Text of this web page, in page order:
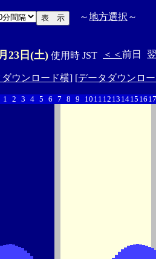
～地方選択 ～
23日(土) 使用時 JST ＜＜ 前日
ダウンロード横] [データダウンロ
1 2 3 4 5 6 7 8 9 10 11 12 13 1415 16 17